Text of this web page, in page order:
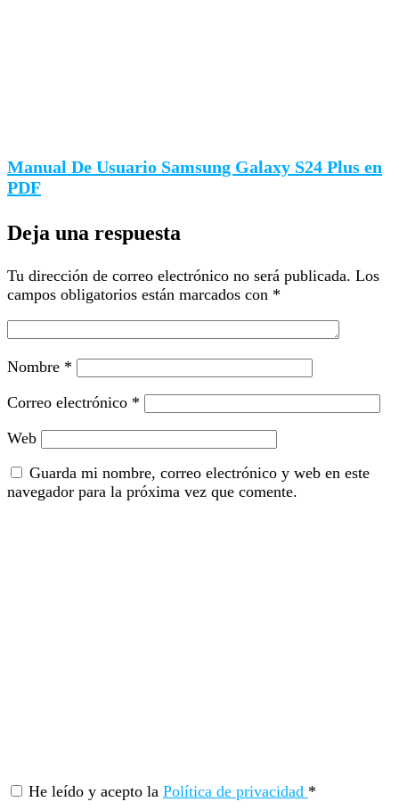
Manual De Usuario Samsung Galaxy S24 Plus en
PDF
Deja una respuesta
Tu dirección de correo electrónico no será publicada. Los
campos obligatorios están marcados con *
Nombre *
Correo electrónico *
Web
Guarda mi nombre, correo electrónico y web en este
navegador para la próxima vez que comente.
He leído y acepto la Política de privacidad *